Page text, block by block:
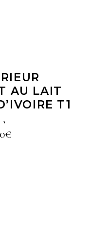
AU LAIT
T1
,
€